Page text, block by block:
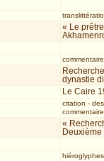
« Le
commentaire
dynastie
Le Caire
citation -
commentaire
«
hiéroglyphes